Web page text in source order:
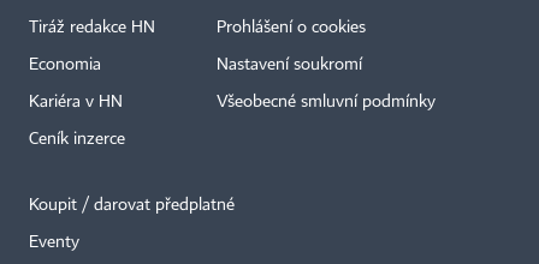
Tiráž redakce HN
Economia
Kariéra v HN
Ceník inzerce
Prohlášení o cookies
Nastavení soukromí
Všeobecné smluvní podmínky
Koupit / darovat předplatné
Eventy